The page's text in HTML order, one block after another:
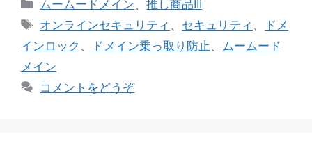
テ
リ
ー
ムームードメイン、推し商品III
タ
グ
オンラインセキュリティ 、 セキュリティ 、
ドメ
インロック 、 ドメイン乗っ取り防止 、
ムームード
メイン
コメントをどうぞ